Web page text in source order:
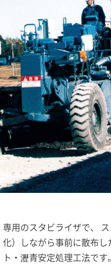
専用のスタビライザで、
化）しながら事前に散布
ト・瀝青安定処理工法です。